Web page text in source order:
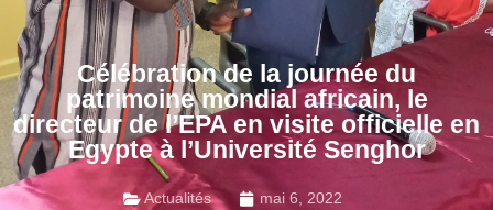
Célébration de la journée du
patrimoine mondial africain, le
directeur de l’EPA en visite officielle en
Egypte à l’Université Senghor
Actualités mai 6, 2022